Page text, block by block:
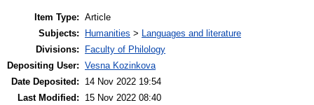
Item Type: Article
Subjects:
Humanities > Languages and literature
Divisions:
Faculty of Philology
Depositing User: Vesna Kozinkova
Date Deposited:
14 Nov 2022 19:54
Last Modified:
15 Nov 2022 08:40